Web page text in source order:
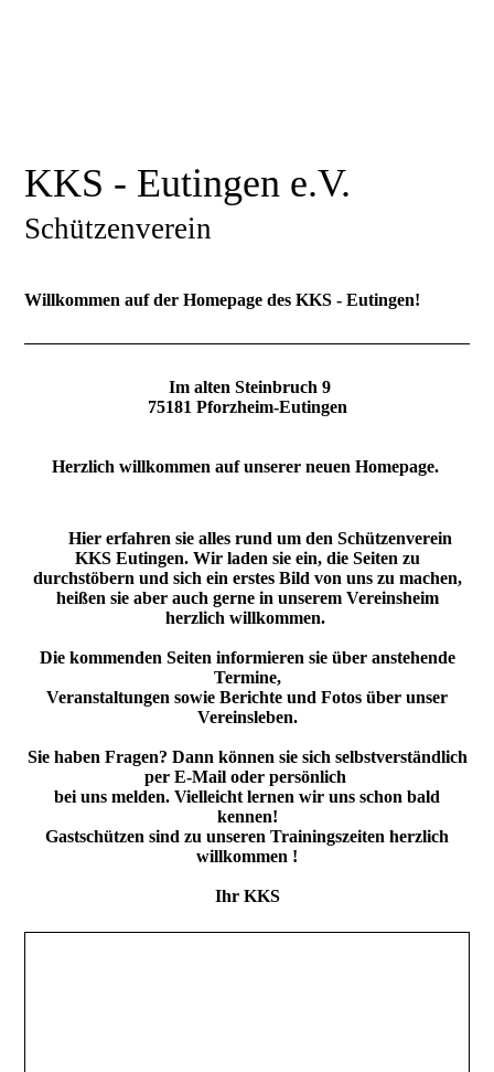
KKS - Eutingen e.V.
Schützenverein
Willkommen auf der Homepage des KKS - Eutingen!
Im alten Steinbruch 9
75181 Pforzheim-Eutingen
Herzlich willkommen auf unserer neuen Homepage.
Hier erfahren sie alles rund um den Schützenverein
KKS Eutingen. Wir laden sie ein, die Seiten zu
durchstöbern und sich ein erstes Bild von uns zu machen,
heißen sie aber auch gerne in unserem Vereinsheim
herzlich willkommen.
Die kommenden Seiten informieren sie über anstehende
Termine,
Veranstaltungen sowie Berichte und Fotos über unser
Vereinsleben.
Sie haben Fragen? Dann können sie sich selbstverständlich
per E-Mail oder persönlich
bei uns melden. Vielleicht lernen wir uns schon bald
kennen!
Gastschützen sind zu unseren Trainingszeiten herzlich
willkommen !
Ihr KKS